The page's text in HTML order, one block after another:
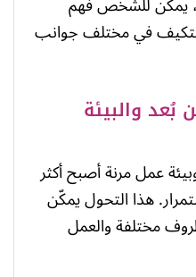
التكيف في مختلف جوانب
بُعد والبيئة
عمل مرنة أصبح أكثر
هذا التحول يمكّن
مختلفة والعمل